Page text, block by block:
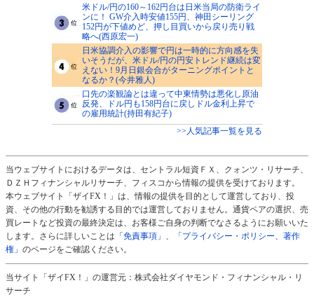
米ドル/円の160～162円台は日米当局の防衛ライ
ンに！ GW介入時安値155円、神田シーリング
152円が下値めど、押し目買いから戻り売り戦
略へ(西原宏一)
日米協調介入の影響で円は一時的に方向感を失
いそうだが、米ドル/円の円安トレンド継続は変
えない！9月日銀会合がターニングポイントと
なるか？(今井雅人)
口先の楽観論とは違って中東情勢は悪化し原油
反発、ドル円も158円台に戻しドル金利上昇で
の雇用統計(持田有紀子)
>>人気記事一覧を見る
当ウェブサイトにおけるデータは、セントラル短資ＦＸ、クォンツ・リサーチ、
ＤＺＨフィナンシャルリサーチ、フィスコから情報の提供を受けております。
本ウェブサイト「ザイFX！」は、情報の提供を目的として運営しており、投
資、その他の行動を勧誘する目的では運営しておりません。通貨ペアの選択、売
買レートなど投資の最終決定は、お客様ご自身の判断でなさるようにお願いいた
します。さらに詳しいことは 「免責事項」
「プライバシー・ポリシー、著作
権」 のページをご確認ください。
当サイト「ザイFX！」の運営元：株式会社ダイヤモンド・フィナンシャル・リ
サーチ